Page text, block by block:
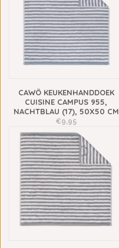
CAWÖ KEUKENHANDDOEK
CUISINE CAMPUS 955,
NACHTBLAU (17), 50X50 CM
€9,95